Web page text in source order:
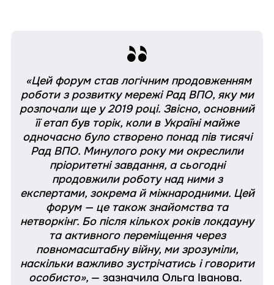
«Цей форум став логічним продовженням
роботи з розвитку мережі Рад ВПО, яку ми
розпочали ще у 2019 році. Звісно, основний
її етап був торік, коли в Україні майже
одночасно було створено понад пів тисячі
Рад ВПО. Минулого року ми окреслили
пріоритетні завдання, а сьогодні
продовжили роботу над ними з
експертами, зокрема й міжнародними. Цей
форум — це також знайомства та
нетворкінг. Бо після кількох років локдауну
та активного переміщення через
повномасштабну війну, ми зрозуміли,
наскільки важливо зустрічатись і говорити
особисто», — зазначила Ольга Іванова.